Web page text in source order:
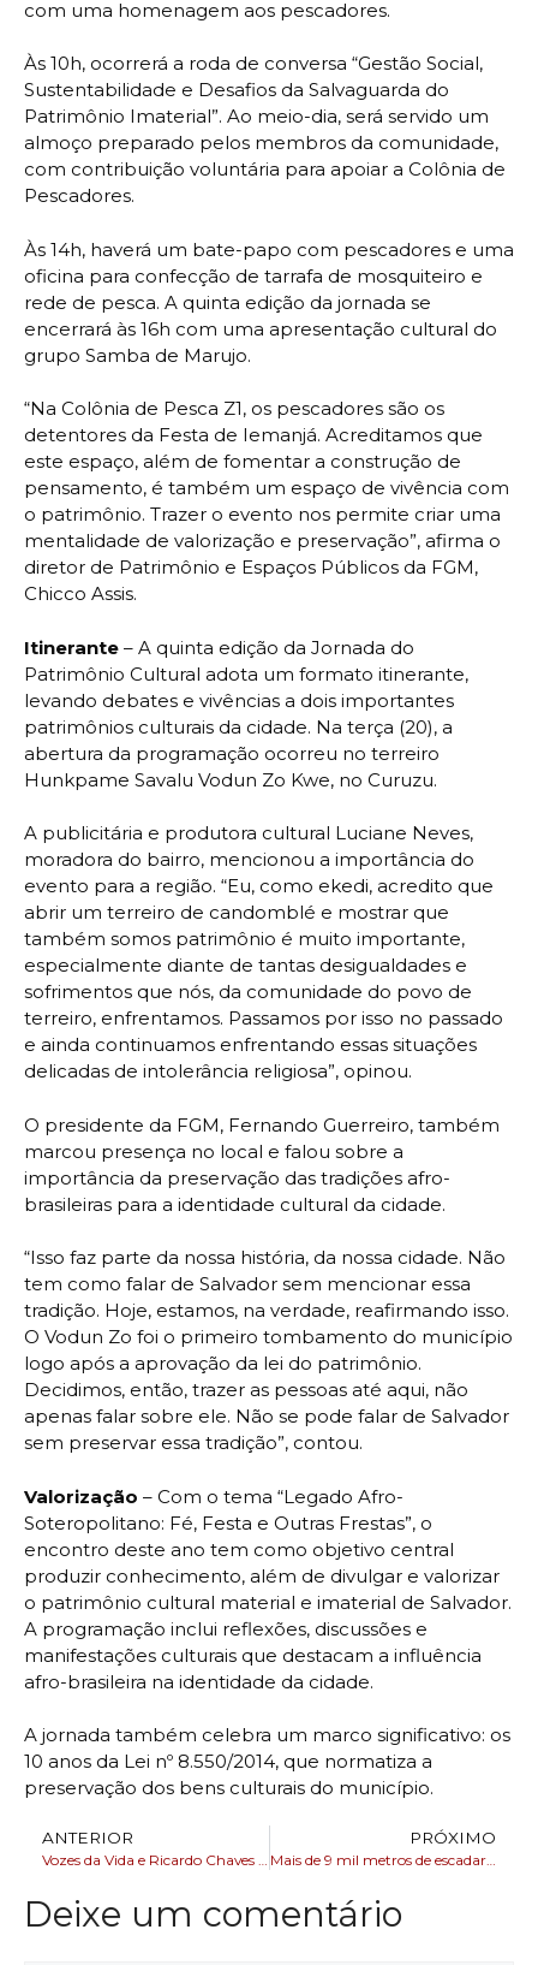
com uma homenagem aos pescadores.
Às 10h, ocorrerá a roda de conversa “Gestão Social,
Sustentabilidade e Desafios da Salvaguarda do
Patrimônio Imaterial”. Ao meio-dia, será servido um
almoço preparado pelos membros da comunidade,
com contribuição voluntária para apoiar a Colônia de
Pescadores.
Às 14h, haverá um bate-papo com pescadores e uma
oficina para confecção de tarrafa de mosquiteiro e
rede de pesca. A quinta edição da jornada se
encerrará às 16h com uma apresentação cultural do
grupo Samba de Marujo.
“Na Colônia de Pesca Z1, os pescadores são os
detentores da Festa de Iemanjá. Acreditamos que
este espaço, além de fomentar a construção de
pensamento, é também um espaço de vivência com
o patrimônio. Trazer o evento nos permite criar uma
mentalidade de valorização e preservação”, afirma o
diretor de Patrimônio e Espaços Públicos da FGM,
Chicco Assis.
Itinerante – A quinta edição da Jornada do
Patrimônio Cultural adota um formato itinerante,
levando debates e vivências a dois importantes
patrimônios culturais da cidade. Na terça (20), a
abertura da programação ocorreu no terreiro
Hunkpame Savalu Vodun Zo Kwe, no Curuzu.
A publicitária e produtora cultural Luciane Neves,
moradora do bairro, mencionou a importância do
evento para a região. “Eu, como ekedi, acredito que
abrir um terreiro de candomblé e mostrar que
também somos patrimônio é muito importante,
especialmente diante de tantas desigualdades e
sofrimentos que nós, da comunidade do povo de
terreiro, enfrentamos. Passamos por isso no passado
e ainda continuamos enfrentando essas situações
delicadas de intolerância religiosa”, opinou.
O presidente da FGM, Fernando Guerreiro, também
marcou presença no local e falou sobre a
importância da preservação das tradições afro-
brasileiras para a identidade cultural da cidade.
“Isso faz parte da nossa história, da nossa cidade. Não
tem como falar de Salvador sem mencionar essa
tradição. Hoje, estamos, na verdade, reafirmando isso.
O Vodun Zo foi o primeiro tombamento do município
logo após a aprovação da lei do patrimônio.
Decidimos, então, trazer as pessoas até aqui, não
apenas falar sobre ele. Não se pode falar de Salvador
sem preservar essa tradição”, contou.
Valorização – Com o tema “Legado Afro-
Soteropolitano: Fé, Festa e Outras Frestas”, o
encontro deste ano tem como objetivo central
produzir conhecimento, além de divulgar e valorizar
o patrimônio cultural material e imaterial de Salvador.
A programação inclui reflexões, discussões e
manifestações culturais que destacam a influência
afro-brasileira na identidade da cidade.
A jornada também celebra um marco significativo: os
10 anos da Lei nº 8.550/2014, que normatiza a
preservação dos bens culturais do município.
ANTERIOR
Vozes da Vida e Ricardo Chaves fazem show especial no Martagão Gesteira
PRÓXIMO
Mais de 9 mil metros de escadarias são recuperados em 38 bairros de Salvador
Deixe um comentário